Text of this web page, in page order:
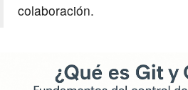
colaboración.